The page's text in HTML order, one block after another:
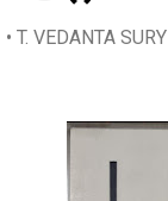
• T. VEDANTA SURY